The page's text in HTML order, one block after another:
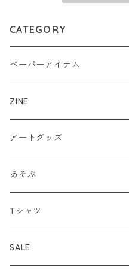
CATEGORY
ペーパーアイテム
ポストカード
グリーティングカード
カード封筒セット
セレクトセット
カレンダー
ZINE
アートグッズ
あそぶ
Tシャツ
Tシャツ
SALE